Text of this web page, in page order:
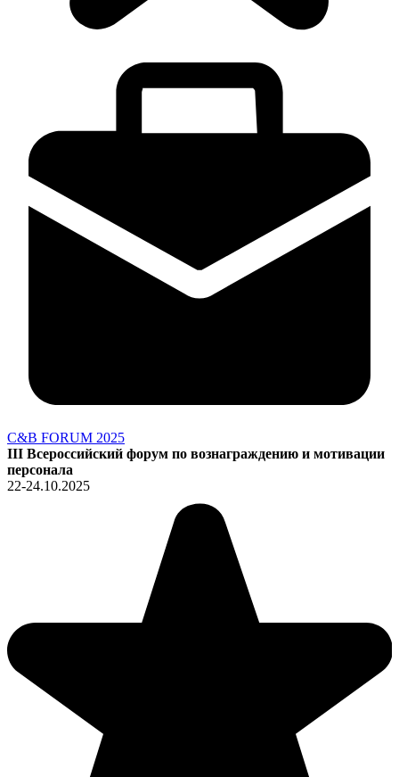
C&B FORUM 2025
III Всероссийский форум по вознаграждению и мотивации
персонала
22-24.10.2025